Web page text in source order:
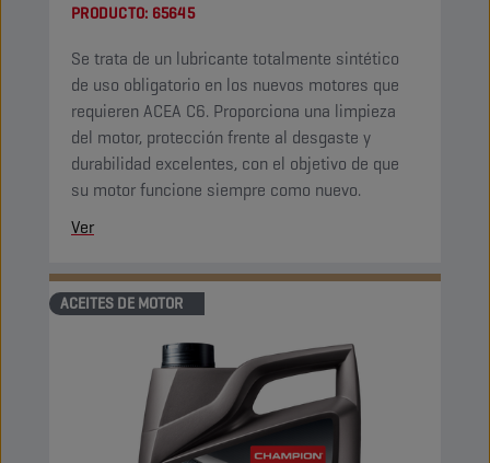
PRODUCTO: 65645
Se trata de un lubricante totalmente sintético
de uso obligatorio en los nuevos motores que
requieren ACEA C6. Proporciona una limpieza
del motor, protección frente al desgaste y
durabilidad excelentes, con el objetivo de que
su motor funcione siempre como nuevo.
Ver
ACEITES DE MOTOR